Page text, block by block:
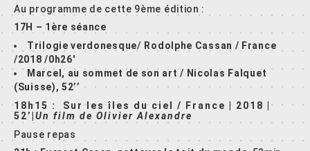
Au programme de cette 9ème édition :
17H – 1ère séance
Trilogie verdonesque/ Rodolphe Cassan / France
/2018 /0h26′
Marcel, au sommet de son art / Nicolas Falquet
(Suisse), 52’’
18h15 : Sur les îles du ciel /
France | 2018 |
52’| Un film de Olivier Alexandre
Pause repas